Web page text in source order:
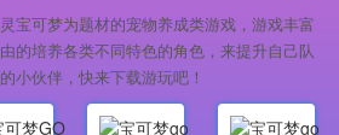
宝可梦为题材的宠物养成类游戏，游戏丰富
的培养各类不同特色的角色，来提升自己队
小伙伴，快来下载游玩吧！